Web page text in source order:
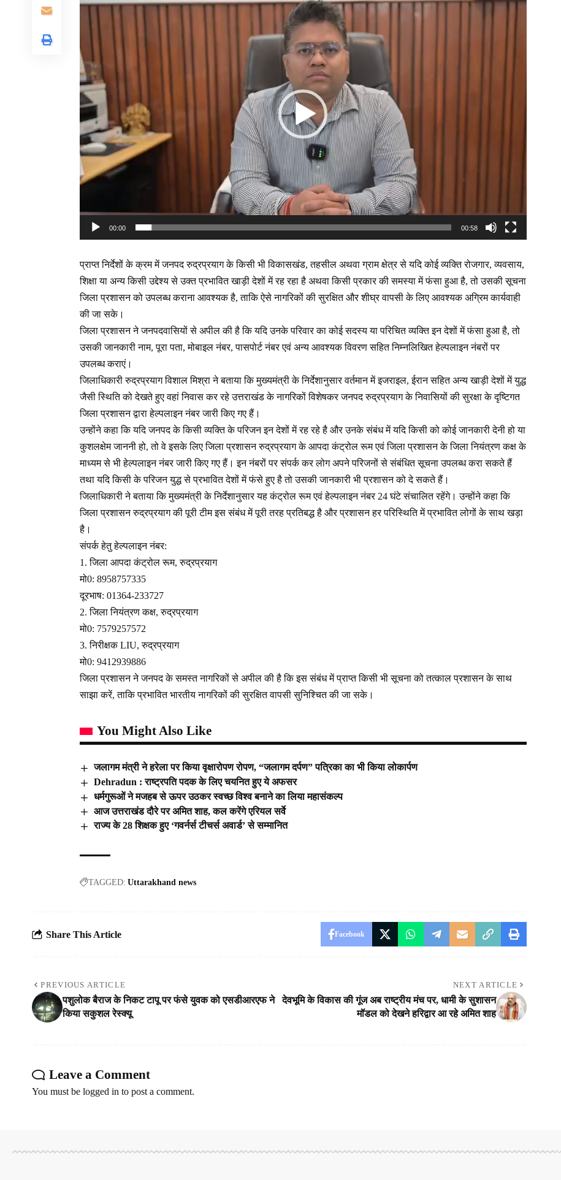
00:00 00:58
प्राप्त निर्देशों के क्रम में जनपद रुद्रप्रयाग के किसी भी विकासखंड, तहसील अथवा ग्राम क्षेत्र से यदि कोई व्यक्ति रोजगार, व्यवसाय,
शिक्षा या अन्य किसी उद्देश्य से उक्त प्रभावित खाड़ी देशों में रह रहा है अथवा किसी प्रकार की समस्या में फंसा हुआ है, तो उसकी सूचना
जिला प्रशासन को उपलब्ध कराना आवश्यक है, ताकि ऐसे नागरिकों की सुरक्षित और शीघ्र वापसी के लिए आवश्यक अग्रिम कार्यवाही
की जा सके।
जिला प्रशासन ने जनपदवासियों से अपील की है कि यदि उनके परिवार का कोई सदस्य या परिचित व्यक्ति इन देशों में फंसा हुआ है, तो
उसकी जानकारी नाम, पूरा पता, मोबाइल नंबर, पासपोर्ट नंबर एवं अन्य आवश्यक विवरण सहित निम्नलिखित हेल्पलाइन नंबरों पर
उपलब्ध कराएं।
जिलाधिकारी रुद्रप्रयाग विशाल मिश्रा ने बताया कि मुख्यमंत्री के निर्देशानुसार वर्तमान में इजराइल, ईरान सहित अन्य खाड़ी देशों में युद्ध
जैसी स्थिति को देखते हुए वहां निवास कर रहे उत्तराखंड के नागरिकों विशेषकर जनपद रुद्रप्रयाग के निवासियों की सुरक्षा के दृष्टिगत
जिला प्रशासन द्वारा हेल्पलाइन नंबर जारी किए गए हैं।
उन्होंने कहा कि यदि जनपद के किसी व्यक्ति के परिजन इन देशों में रह रहे है और उनके संबंध में यदि किसी को कोई जानकारी देनी हो या
कुशलक्षेम जाननी हो, तो वे इसके लिए जिला प्रशासन रुद्रप्रयाग के आपदा कंट्रोल रूम एवं जिला प्रशासन के जिला नियंत्रण कक्ष के
माध्यम से भी हेल्पलाइन नंबर जारी किए गए हैं। इन नंबरों पर संपर्क कर लोग अपने परिजनों से संबंधित सूचना उपलब्ध करा सकते हैं
तथा यदि किसी के परिजन युद्ध से प्रभावित देशों में फंसे हुए है तो उसकी जानकारी भी प्रशासन को दे सकते हैं।
जिलाधिकारी ने बताया कि मुख्यमंत्री के निर्देशानुसार यह कंट्रोल रूम एवं हेल्पलाइन नंबर 24 घंटे संचालित रहेंगे। उन्होंने कहा कि
जिला प्रशासन रुद्रप्रयाग की पूरी टीम इस संबंध में पूरी तरह प्रतिबद्ध है और प्रशासन हर परिस्थिति में प्रभावित लोगों के साथ खड़ा
है।
संपर्क हेतु हेल्पलाइन नंबर:
1. जिला आपदा कंट्रोल रूम, रुद्रप्रयाग
मो0: 8958757335
दूरभाष: 01364-233727
2. जिला नियंत्रण कक्ष, रुद्रप्रयाग
मो0: 7579257572
3. निरीक्षक LIU, रुद्रप्रयाग
मो0: 9412939886
जिला प्रशासन ने जनपद के समस्त नागरिकों से अपील की है कि इस संबंध में प्राप्त किसी भी सूचना को तत्काल प्रशासन के साथ
साझा करें, ताकि प्रभावित भारतीय नागरिकों की सुरक्षित वापसी सुनिश्चित की जा सके।
You Might Also Like
जलागम मंत्री ने हरेला पर किया वृक्षारोपण रोपण, “जलागम दर्पण” पत्रिका का भी किया लोकार्पण
Dehradun : राष्ट्रपति पदक के लिए चयनित हुए ये अफसर
धर्मगुरूओं ने मजहब से ऊपर उठकर स्वच्छ विश्व बनाने का लिया महासंकल्प
आज उत्तराखंड दौरे पर अमित शाह, कल करेंगे एरियल सर्वे
राज्य के 28 शिक्षक हुए ‘गवर्नर्स टीचर्स अवार्ड’ से सम्मानित
TAGGED: Uttarakhand news
Share This Article Facebook
PREVIOUS ARTICLE
पशुलोक बैराज के निकट टापू पर फंसे युवक को एसडीआरएफ ने
किया सकुशल रेस्क्यू
NEXT ARTICLE
देवभूमि के विकास की गूंज अब राष्ट्रीय मंच पर, धामी के सुशासन
मॉडल को देखने हरिद्वार आ रहे अमित शाह
Leave a Comment
You must be logged in to post a comment.